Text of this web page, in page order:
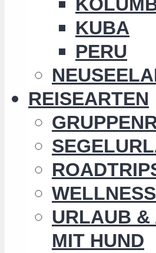
KUBA
PERU
REISEARTEN
WELLNESS
URLAUB &
MIT HUND